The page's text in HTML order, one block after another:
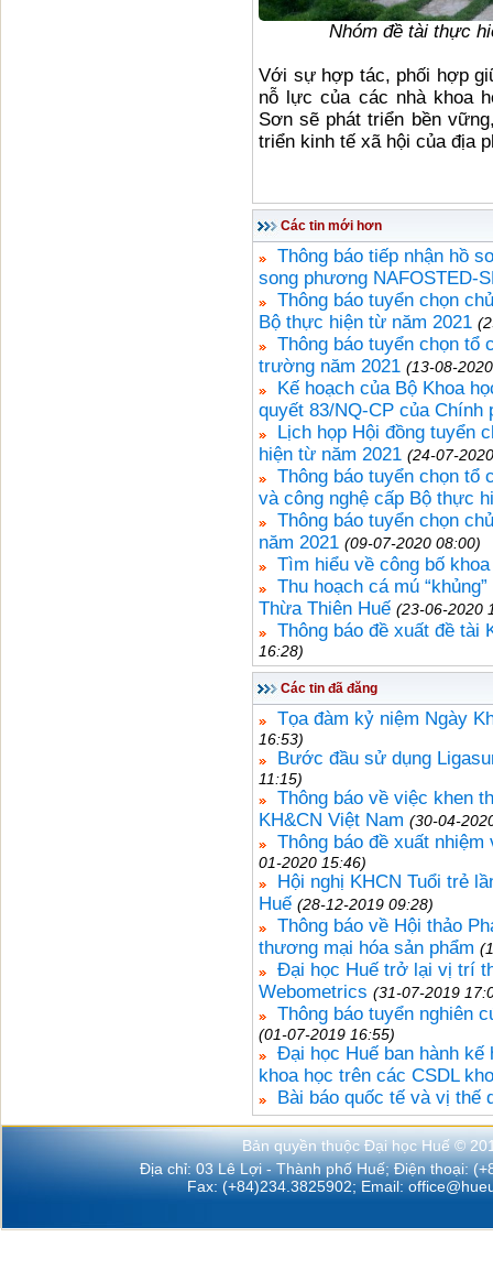
Nhóm đề tài thực
Với sự hợp tác, phối hợp
nỗ lực của các nhà khoa
Sơn sẽ phát triển bền
triển kinh tế xã hội của địa
Các tin mới hơn
Thông báo tiếp nhận hồ
song phương NAFOSTED-
Thông báo tuyển chọn
Bộ thực hiện từ năm 2021
Thông báo tuyển chọn tổ
trường năm 2021 (13-08-
Kế hoạch của Bộ Khoa
quyết 83/NQ-CP của Chính
Lịch họp Hội đồng tuyển
hiện từ năm 2021 (24-07-
Thông báo tuyển chọn
và công nghệ cấp Bộ thực
Thông báo tuyển chọn
năm 2021 (09-07-2020 08:00)
Tìm hiểu về công bố
Thu hoạch cá mú
Thừa Thiên Huế (23-06-2020
Thông báo đề xuất đề tài
16:28)
Các tin đã đăng
Tọa đàm kỷ niệm Ngày
16:53)
Bước đầu sử dụng
11:15)
Thông báo về việc khen
KH&CN Việt Nam (30-04-
Thông báo đề xuất
01-2020 15:46)
Hội nghị KHCN Tuổi trẻ
Huế (28-12-2019 09:28)
Thông báo về Hội thảo
thương mại hóa sản phẩm
Đại học Huế trở lại vị trí
Webometrics (31-07-2019
Thông báo tuyển nghiên
(01-07-2019 16:55)
Đại học Huế ban hành kế
khoa học trên các CSDL
Bài báo quốc tế và vị thế
Bản quyền thuộc Đại học Huế ©
Địa chỉ: 03 Lê Lợi - Thành phố Huế; Điện thoại:
Fax: (+84)234.3825902; Email: